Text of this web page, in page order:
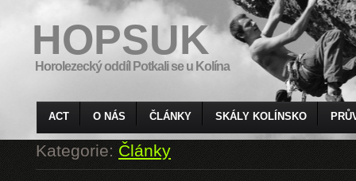
HOPSUK
Horolezecký oddíl Potkali se u Kolína
ACT O NÁS ČLÁNKY SKÁLY KOLÍNSKO
Kategorie:Články